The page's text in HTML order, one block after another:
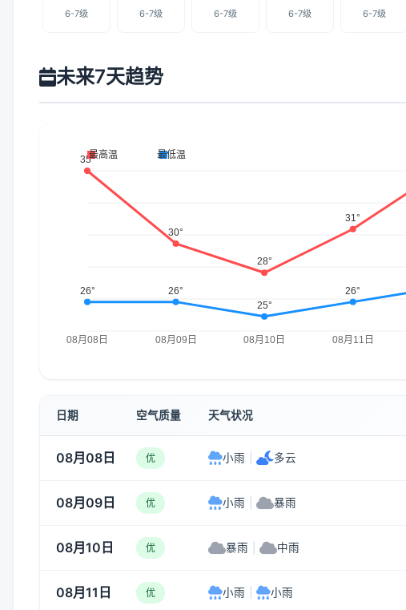
6-7级 6-7级 6-7级 6-7级 6-7级
未来7天趋势
日期 空气质量 天气状况
08月08日 优 小雨 多云
08月09日 优 小雨 暴雨
08月10日 优 暴雨 中雨
08月11日 优 小雨 小雨